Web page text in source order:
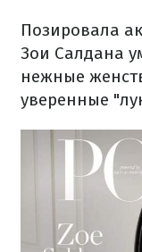
Позировала
Зои Салдана
нежные
уверенные